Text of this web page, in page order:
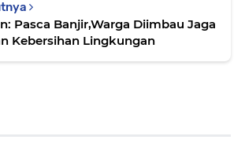
Pasca Banjir,Warga Diimbau Jaga
Kebersihan Lingkungan